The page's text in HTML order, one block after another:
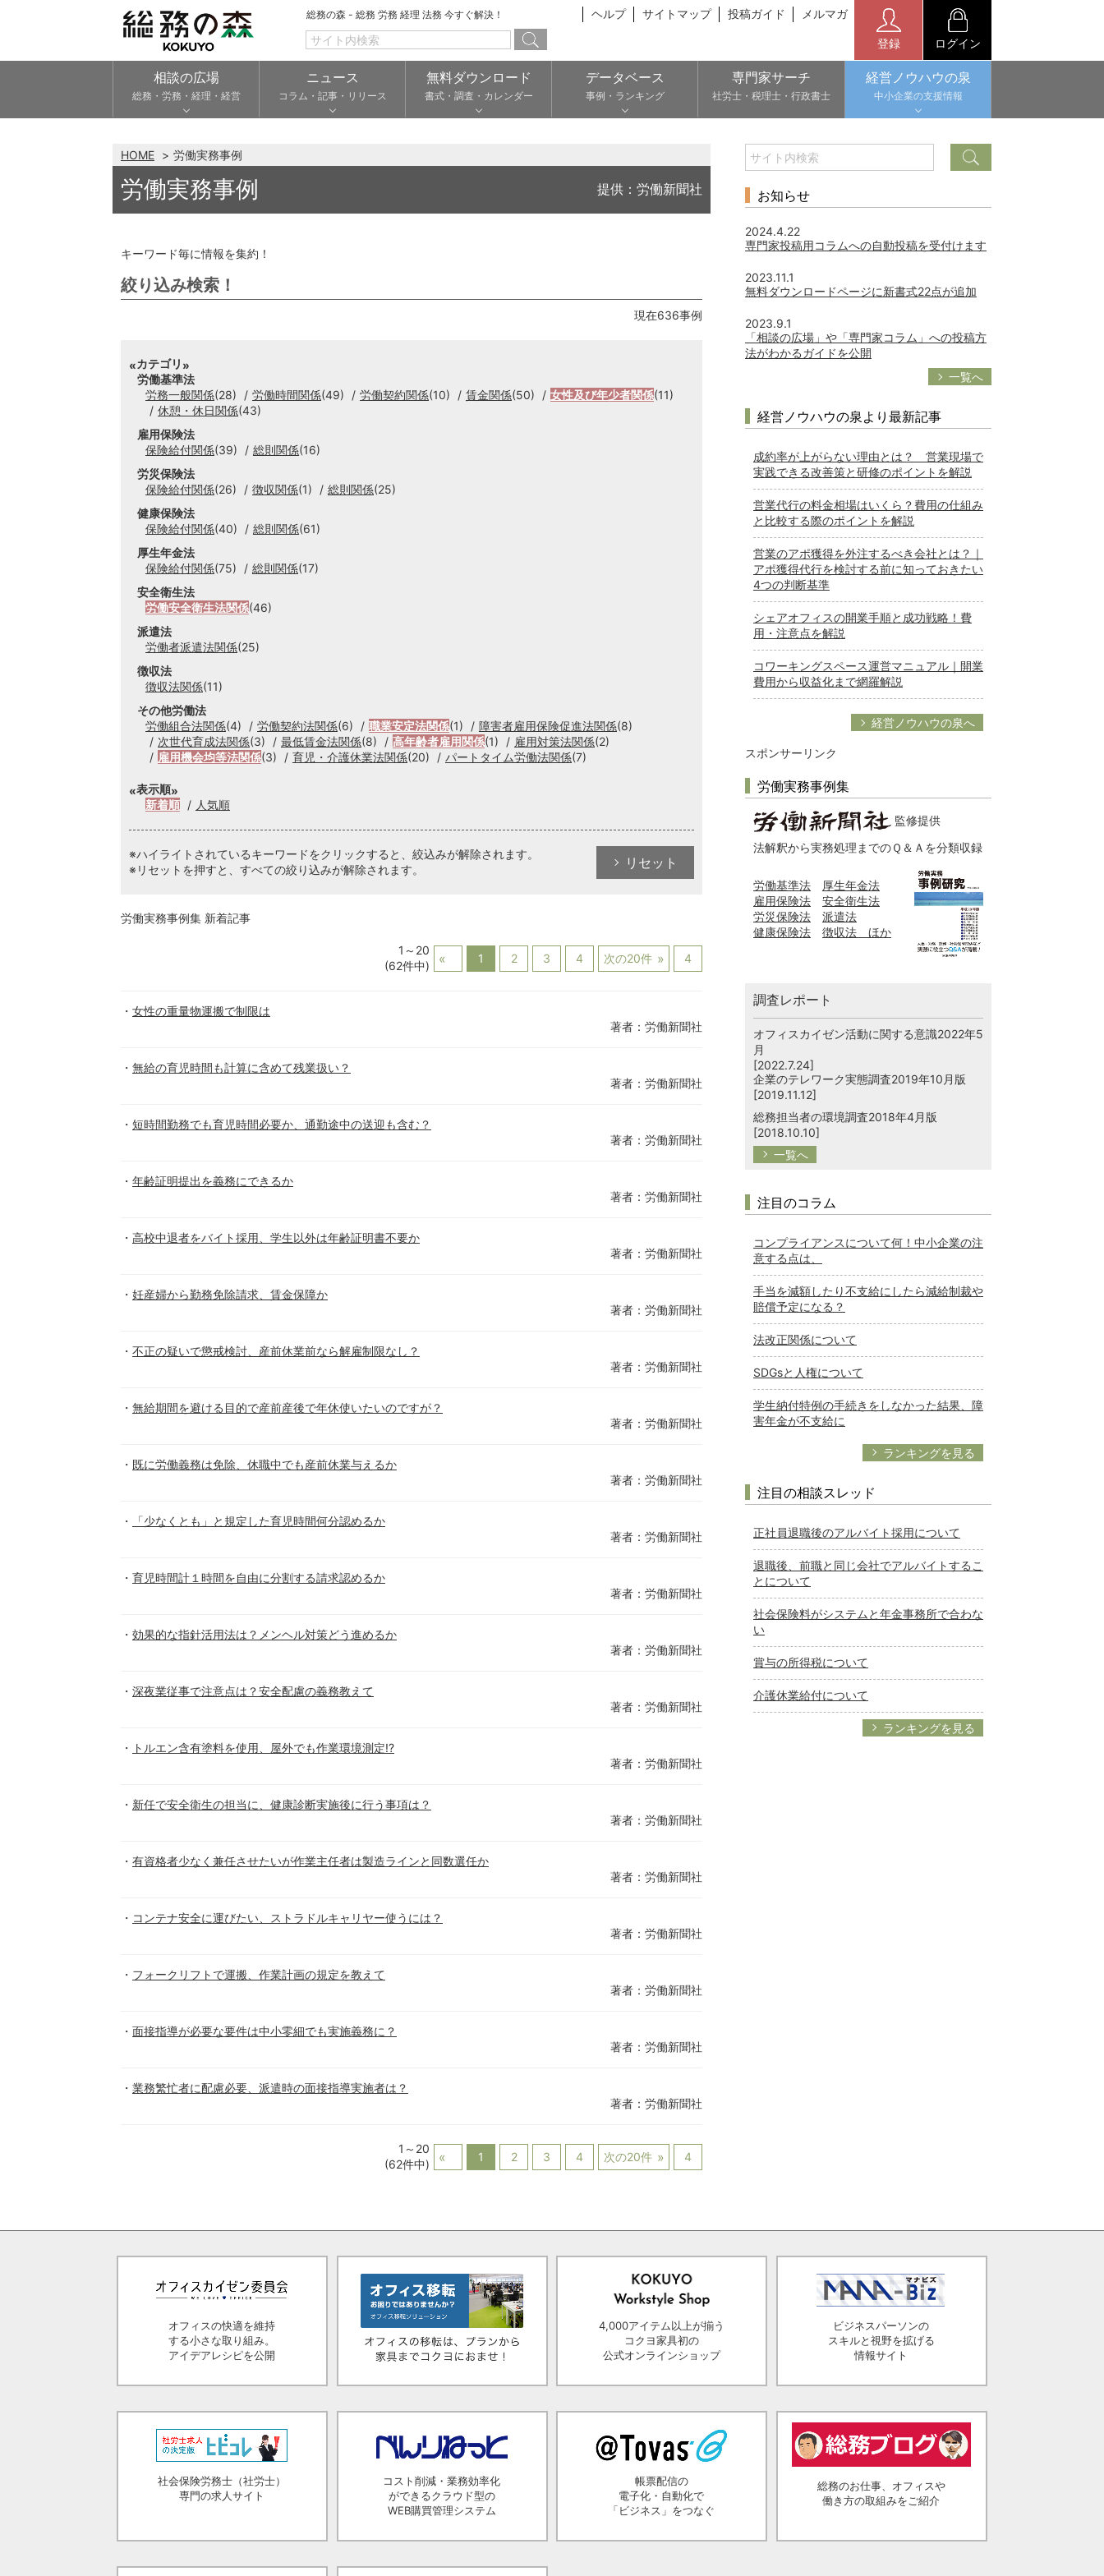
総務の森 - 総務 労務 経理 法務 今すぐ解決！ ヘルプ サイトマップ 投稿ガイド メルマガ
登録 ログイン
相談の広場
総務・労務・経理・経営
ニュース
コラム・記事・リリース
無料ダウンロード
書式・調査・カレンダー
データベース
事例・ランキング
専門家サーチ
社労士・税理士・行政書士
経営ノウハウの泉
中小企業の支援情報
HOME 労働実務事例
労働実務事例 提供：労働新聞社
キーワード毎に情報を集約！
絞り込み検索！
現在636事例
カテゴリ
労働基準法
労務一般関係(28) 労働時間関係(49) 労働契約関係(10) 賃金関係(50) 女性及び年少者関係(11)
休憩・休日関係(43)
雇用保険法
保険給付関係(39) 総則関係(16)
労災保険法
保険給付関係(26) 徴収関係(1) 総則関係(25)
健康保険法
保険給付関係(40) 総則関係(61)
厚生年金法
保険給付関係(75) 総則関係(17)
安全衛生法
労働安全衛生法関係(46)
派遣法
労働者派遣法関係(25)
徴収法
徴収法関係(11)
その他労働法
労働組合法関係(4) 労働契約法関係(6) 職業安定法関係(1) 障害者雇用保険促進法関係(8)
次世代育成法関係(3) 最低賃金法関係(8) 高年齢者雇用関係(1) 雇用対策法関係(2)
雇用機会均等法関係(3) 育児・介護休業法関係(20) パートタイム労働法関係(7)
表示順
新着順
人気順
※ハイライトされているキーワードをクリックすると、絞込みが解除されます。
※リセットを押すと、すべての絞り込みが解除されます。
リセット
労働実務事例集 新着記事
1～20
(62件中)
1 2 3 4 次の20件 4
女性の重量物運搬で制限は
著者：労働新聞社
無給の育児時間も計算に含めて残業扱い？
著者：労働新聞社
短時間勤務でも育児時間必要か、通勤途中の送迎も含む？
著者：労働新聞社
年齢証明提出を義務にできるか
著者：労働新聞社
高校中退者をバイト採用、学生以外は年齢証明書不要か
著者：労働新聞社
妊産婦から勤務免除請求、賃金保障か
著者：労働新聞社
不正の疑いで懲戒検討、産前休業前なら解雇制限なし？
著者：労働新聞社
無給期間を避ける目的で産前産後で年休使いたいのですが？
著者：労働新聞社
既に労働義務は免除、休職中でも産前休業与えるか
著者：労働新聞社
「少なくとも」と規定した育児時間何分認めるか
著者：労働新聞社
育児時間計１時間を自由に分割する請求認めるか
著者：労働新聞社
効果的な指針活用法は？メンヘル対策どう進めるか
著者：労働新聞社
深夜業従事で注意点は？安全配慮の義務教えて
著者：労働新聞社
トルエン含有塗料を使用、屋外でも作業環境測定!?
著者：労働新聞社
新任で安全衛生の担当に、健康診断実施後に行う事項は？
著者：労働新聞社
有資格者少なく兼任させたいが作業主任者は製造ラインと同数選任か
著者：労働新聞社
コンテナ安全に運びたい、ストラドルキャリヤー使うには？
著者：労働新聞社
フォークリフトで運搬、作業計画の規定を教えて
著者：労働新聞社
面接指導が必要な要件は中小零細でも実施義務に？
著者：労働新聞社
業務繁忙者に配慮必要、派遣時の面接指導実施者は？
著者：労働新聞社
1～20
(62件中)
1 2 3 4 次の20件 4
お知らせ
2024.4.22
専門家投稿用コラムへの自動投稿を受付けます
2023.11.1
無料ダウンロードページに新書式22点が追加
2023.9.1
「相談の広場」や「専門家コラム」への投稿方
法がわかるガイドを公開
一覧へ
経営ノウハウの泉より最新記事
成約率が上がらない理由とは？ 営業現場で
実践できる改善策と研修のポイントを解説
営業代行の料金相場はいくら？費用の仕組み
と比較する際のポイントを解説
営業のアポ獲得を外注するべき会社とは？｜
アポ獲得代行を検討する前に知っておきたい
4つの判断基準
シェアオフィスの開業手順と成功戦略！費
用・注意点を解説
コワーキングスペース運営マニュアル｜開業
費用から収益化まで網羅解説
経営ノウハウの泉へ
スポンサーリンク
労働実務事例集
監修提供
法解釈から実務処理までのＱ＆Ａを分類収録
労働基準法
厚生年金法
雇用保険法
安全衛生法
労災保険法
派遣法
健康保険法
徴収法 ほか
調査レポート
オフィスカイゼン活動に関する意識2022年5
月
[2022.7.24]
企業のテレワーク実態調査2019年10月版
[2019.11.12]
総務担当者の環境調査2018年4月版
[2018.10.10]
一覧へ
注目のコラム
コンプライアンスについて何！中小企業の注
意する点は、
手当を減額したり不支給にしたら減給制裁や
賠償予定になる？
法改正関係について
SDGsと人権について
学生納付特例の手続きをしなかった結果、障
害年金が不支給に
ランキングを見る
注目の相談スレッド
正社員退職後のアルバイト採用について
退職後、前職と同じ会社でアルバイトするこ
とについて
社会保険料がシステムと年金事務所で合わな
い
賞与の所得税について
介護休業給付について
ランキングを見る
オフィスの快適を維持
する小さな取り組み。
アイデアレシピを公開
4,000アイテム以上が揃う
コクヨ家具初の
公式オンラインショップ
ビジネスパーソンの
スキルと視野を拡げる
情報サイト
社会保険労務士（社労士）
専門の求人サイト
コスト削減・業務効率化
ができるクラウド型の
WEB購買管理システム
帳票配信の
電子化・自動化で
「ビジネス」をつなぐ
総務のお仕事、オフィスや
働き方の取組みをご紹介